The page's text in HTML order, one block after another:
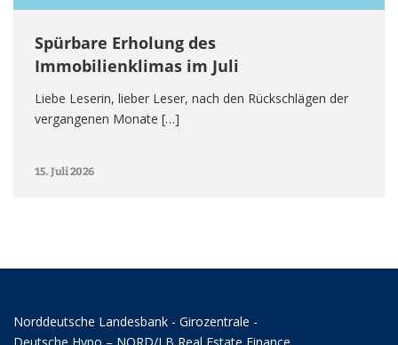
Spürbare Erholung des
Immobilienklimas im Juli
Liebe Leserin, lieber Leser, nach den Rückschlägen der
vergangenen Monate […]
15. Juli 2026
Norddeutsche Landesbank - Girozentrale -